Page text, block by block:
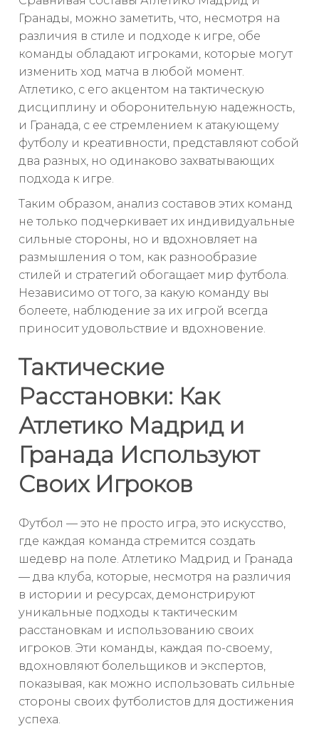
Гранады, можно заметить, что, несмотря на
различия в стиле и подходе к игре, обе
команды обладают игроками, которые могут
изменить ход матча в любой момент.
Атлетико, с его акцентом на тактическую
дисциплину и оборонительную надежность,
и Гранада, с ее стремлением к атакующему
футболу и креативности, представляют собой
два разных, но одинаково захватывающих
подхода к игре.
Таким образом, анализ составов этих команд
не только подчеркивает их индивидуальные
сильные стороны, но и вдохновляет на
размышления о том, как разнообразие
стилей и стратегий обогащает мир футбола.
Независимо от того, за какую команду вы
болеете, наблюдение за их игрой всегда
приносит удовольствие и вдохновение.
Тактические
Расстановки: Как
Атлетико Мадрид и
Гранада Используют
Своих Игроков
Футбол — это не просто игра, это искусство,
где каждая команда стремится создать
шедевр на поле. Атлетико Мадрид и Гранада
— два клуба, которые, несмотря на различия
в истории и ресурсах, демонстрируют
уникальные подходы к тактическим
расстановкам и использованию своих
игроков. Эти команды, каждая по-своему,
вдохновляют болельщиков и экспертов,
показывая, как можно использовать сильные
стороны своих футболистов для достижения
успеха.